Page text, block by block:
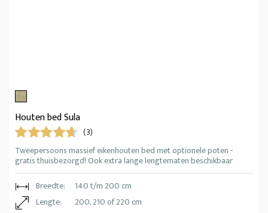
Houten bed Sula
(3)
Tweepersoons massief eikenhouten bed met optionele poten -
gratis thuisbezorgd! Ook extra lange lengtematen beschikbaar
Breedte:
140 t/m 200 cm
Lengte:
200, 210 of 220 cm